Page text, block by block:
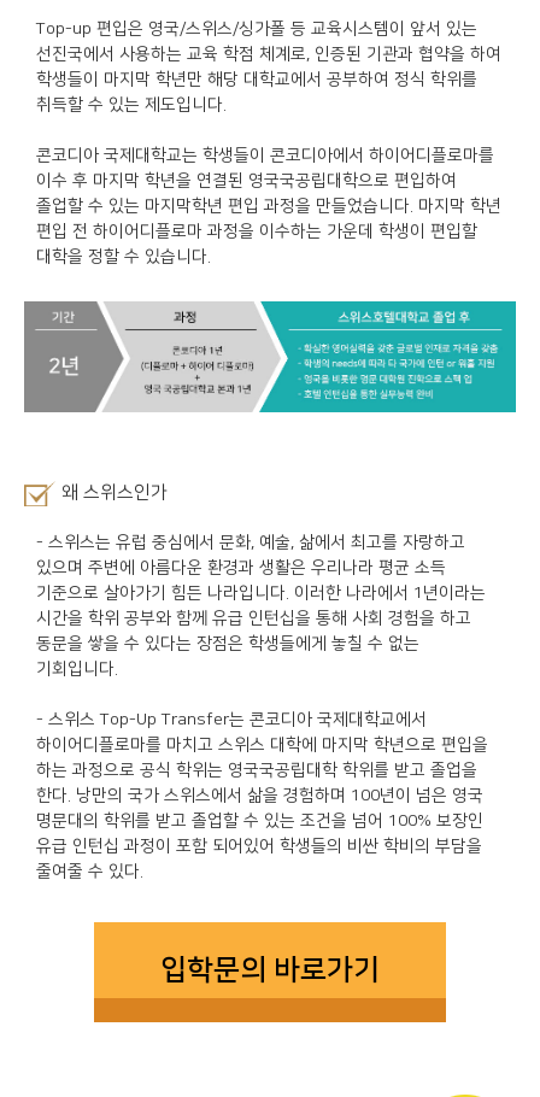
Top-up 편입은 영국/스위스/싱가폴 등 교육시스템이 앞서 있는
선진국에서 사용하는 교육 학점 체계로, 인증된 기관과 협약을 하여
학생들이 마지막 학년만 해당 대학교에서 공부하여 정식 학위를
취득할 수 있는 제도입니다.
콘코디아 국제대학교는 학생들이 콘코디아에서 하이어디플로마를
이수 후 마지막 학년을 연결된 영국국공립대학으로 편입하여
졸업할 수 있는 마지막학년 편입 과정을 만들었습니다. 마지막 학년
편입 전 하이어디플로마 과정을 이수하는 가운데 학생이 편입할
대학을 정할 수 있습니다.
왜 스위스인가
- 스위스는 유럽 중심에서 문화, 예술, 삶에서 최고를 자랑하고
있으며 주변에 아름다운 환경과 생활은 우리나라 평균 소득
기준으로 살아가기 힘든 나라입니다. 이러한 나라에서 1년이라는
시간을 학위 공부와 함께 유급 인턴십을 통해 사회 경험을 하고
동문을 쌓을 수 있다는 장점은 학생들에게 놓칠 수 없는
기회입니다.
- 스위스 Top-Up Transfer는 콘코디아 국제대학교에서
하이어디플로마를 마치고 스위스 대학에 마지막 학년으로 편입을
하는 과정으로 공식 학위는 영국국공립대학 학위를 받고 졸업을
한다. 낭만의 국가 스위스에서 삶을 경험하며 100년이 넘은 영국
명문대의 학위를 받고 졸업할 수 있는 조건을 넘어 100% 보장인
유급 인턴십 과정이 포함 되어있어 학생들의 비싼 학비의 부담을
줄여줄 수 있다.
입학문의 바로가기